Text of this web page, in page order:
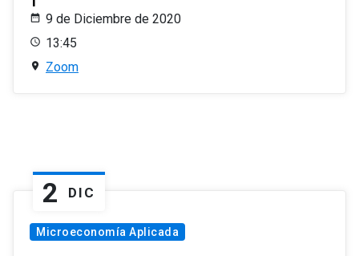
9 de Diciembre de 2020
13:45
Zoom
2 DIC
Microeconomía Aplicada